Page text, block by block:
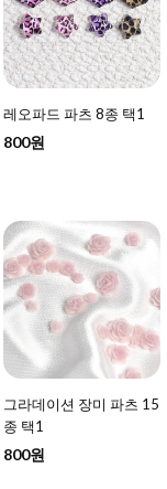
레오파드 파츠 8종 택1
800원
그라데이션 장미 파츠 15
종 택1
800원